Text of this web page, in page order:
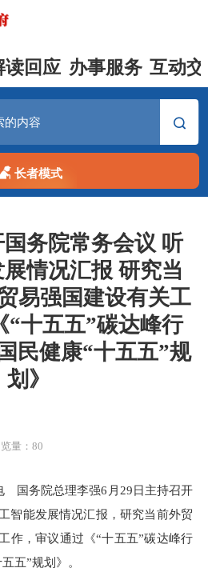
读回应 办事服务 互动
长者模式
务院常务会议 听
情况汇报 研究当
易强国建设有关工
“十五五”碳达峰行
民健康“十五五”规
划》
量： 80
务院总理李强6月29日主持召开
智能发展情况汇报，研究当前外贸
作，审议通过《“十五五”碳达峰行
五”规划》。